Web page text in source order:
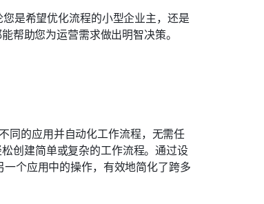
是希望优化流程的小型企业主，还是
帮助您为运营需求做出明智决策。
同的应用并自动化工作流程，无需任
创建简单或复杂的工作流程。通过设
个应用中的操作，有效地简化了跨多